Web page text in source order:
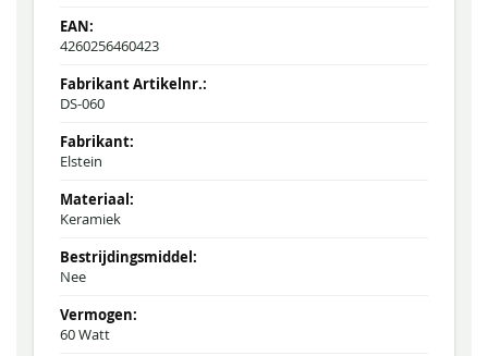
4260256460423
DS-060
Elstein
Keramiek
Nee
60 Watt